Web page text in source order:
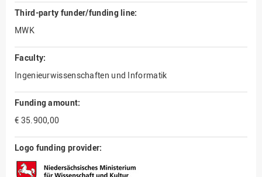
Third-party funder/funding line:
MWK
Faculty:
Ingenieurwissenschaften und Informatik
Funding amount:
€ 35.900,00
Logo funding provider: